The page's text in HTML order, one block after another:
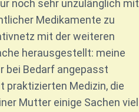
noch sehr unzulänglich mit
Medikamente zu
mit der weiteren
herausgestellt: meine
bei Bedarf angepasst
praktizierten Medizin, die
Mutter einige Sachen viel